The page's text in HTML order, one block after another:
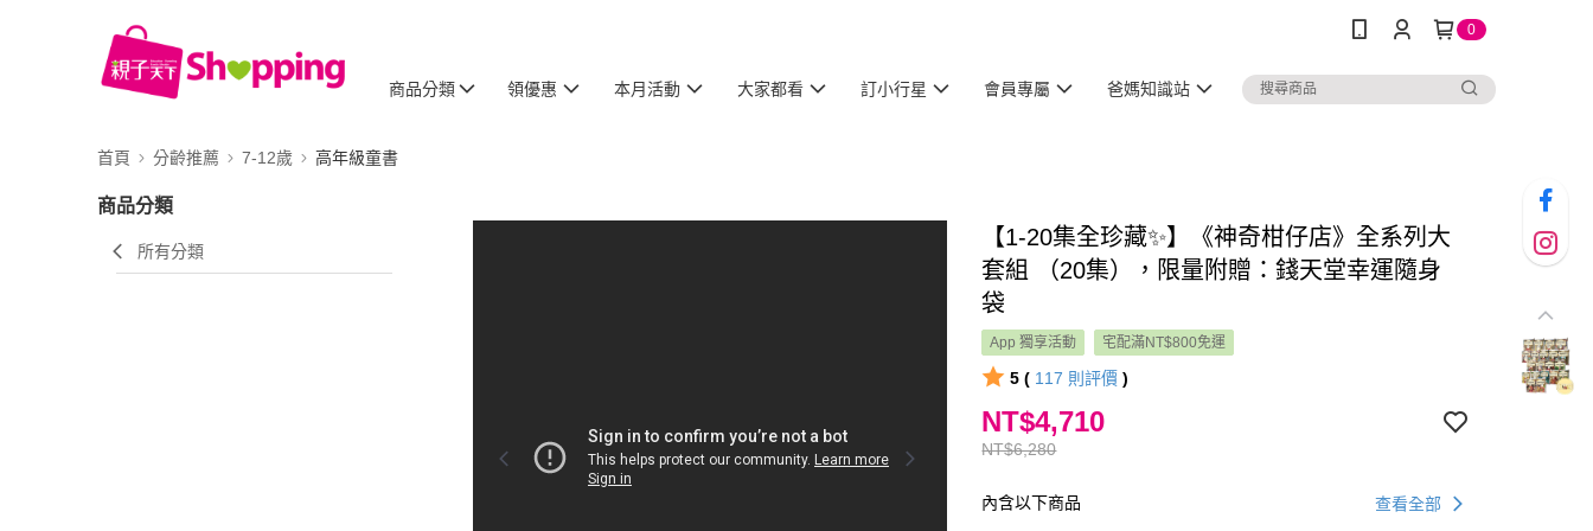
0
商品分類 領優惠 本月活動 大家都看 訂小行星 會員專屬 爸媽知識站
首頁 分齡推薦 7-12歲 高年級童書
商品分類
所有分類
【1-20集全珍藏✨】《神奇柑仔店》全系列大
套組 （20集），限量附贈：錢天堂幸運隨身
袋
App 獨享活動 宅配滿NT$800免運
5 ( 117 則評價 )
NT$6,280
NT$4,710
內含以下商品 查看全部